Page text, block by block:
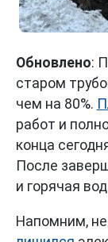
Обновлено:
старом
чем на 80%.
работ и
конца
После
и горячая
Напомним,